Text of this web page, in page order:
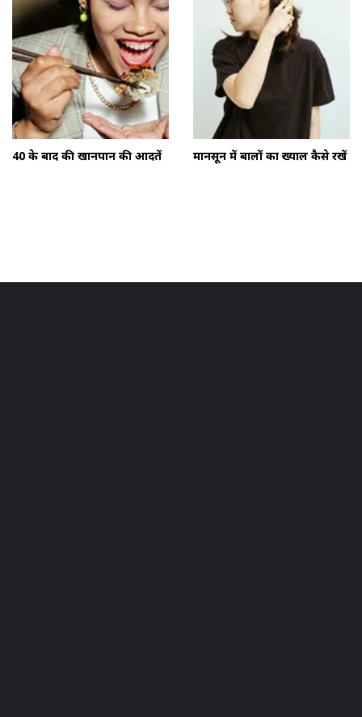
40 के बाद की खानपान की आदतें मानसून में बालों का ख्याल कैसे रखें